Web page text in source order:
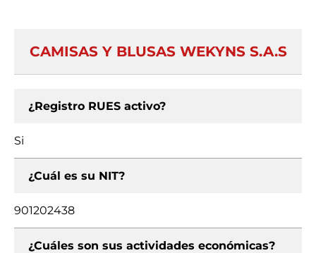
CAMISAS Y BLUSAS WEKYNS S.A.S
¿Registro RUES activo?
Si
¿Cuál es su NIT?
901202438
¿Cuáles son sus actividades económicas?